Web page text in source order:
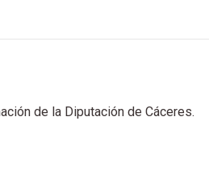
de la Diputación de Cáceres.